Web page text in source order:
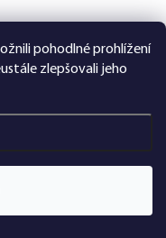
pohodlné prohlížení
zlepšovali jeho